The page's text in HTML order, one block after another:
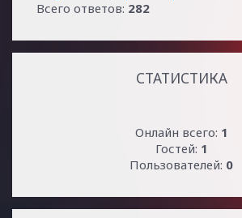
Всего ответов: 282
СТАТИСТИКА
Онлайн всего: 1
Гостей: 1
Пользователей: 0